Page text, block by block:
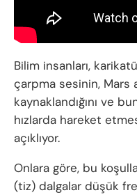
Bilim insanları,
çarpma sesinin, Mars
kaynaklandığını ve
hızlarda hareket
açıklıyor.
Onlara göre, bu
(tiz) dalgalar düşük